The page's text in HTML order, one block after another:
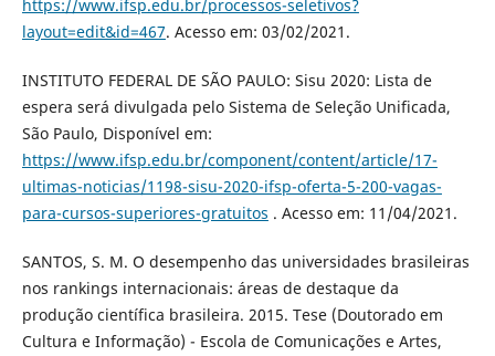
https://www.ifsp.edu.br/processos-seletivos?
layout=edit&id=467. Acesso em: 03/02/2021.
INSTITUTO FEDERAL DE SÃO PAULO: Sisu 2020: Lista de
espera será divulgada pelo Sistema de Seleção Unificada,
São Paulo, Disponível em:
https://www.ifsp.edu.br/component/content/article/17-
ultimas-noticias/1198-sisu-2020-ifsp-oferta-5-200-vagas-
para-cursos-superiores-gratuitos . Acesso em: 11/04/2021.
SANTOS, S. M. O desempenho das universidades brasileiras
nos rankings internacionais: áreas de destaque da
produção científica brasileira. 2015. Tese (Doutorado em
Cultura e Informação) - Escola de Comunicações e Artes,